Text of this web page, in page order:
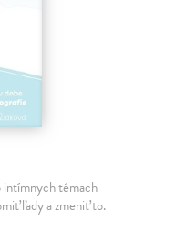
intímnych témach
ľady a zmeniť to.